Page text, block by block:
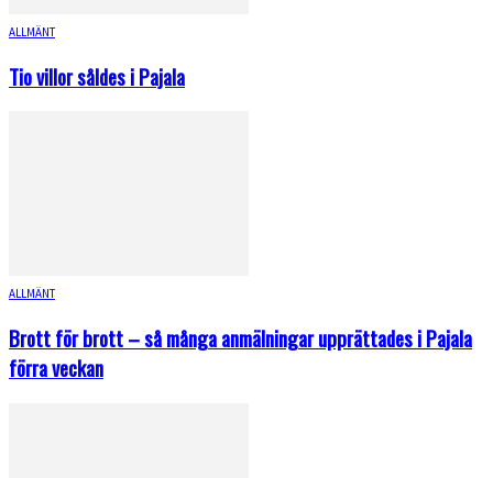
ALLMÄNT
Tio villor såldes i Pajala
ALLMÄNT
Brott för brott – så många anmälningar upprättades i Pajala
förra veckan